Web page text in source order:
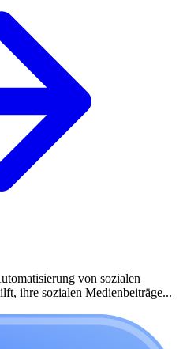
von sozialen
ihre sozialen Medienbeiträge...